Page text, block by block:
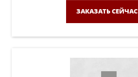
ЗАКАЗАТЬ СЕЙЧАС